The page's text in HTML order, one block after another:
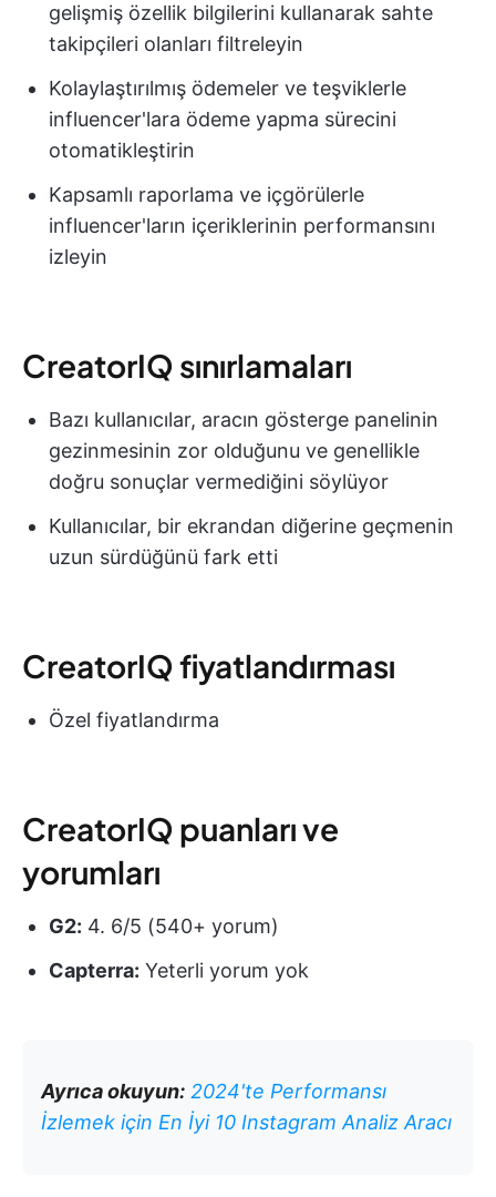
gelişmiş özellik bilgilerini kullanarak sahte
takipçileri olanları filtreleyin
Kolaylaştırılmış ödemeler ve teşviklerle
influencer'lara ödeme yapma sürecini
otomatikleştirin
Kapsamlı raporlama ve içgörülerle
influencer'ların içeriklerinin performansını
izleyin
CreatorIQ sınırlamaları
Bazı kullanıcılar, aracın gösterge panelinin
gezinmesinin zor olduğunu ve genellikle
doğru sonuçlar vermediğini söylüyor
Kullanıcılar, bir ekrandan diğerine geçmenin
uzun sürdüğünü fark etti
CreatorIQ fiyatlandırması
Özel fiyatlandırma
CreatorIQ puanları ve
yorumları
G2: 4. 6/5 (540+ yorum)
Capterra: Yeterli yorum yok
Ayrıca okuyun: 2024'te Performansı
İzlemek için En İyi 10 Instagram Analiz Aracı